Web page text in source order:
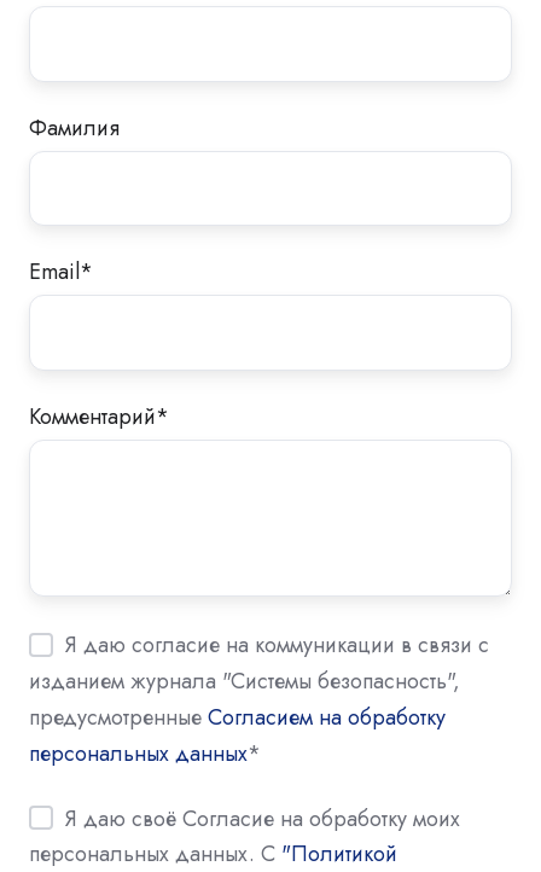
Фамилия
Email*
Комментарий*
Я даю согласие на коммуникации в связи с
изданием журнала "Системы безопасность",
предусмотренныеСогласием на обработку
персональных данных*
Я даю своё Согласие на обработку моих
персональных данных. С "Политикой